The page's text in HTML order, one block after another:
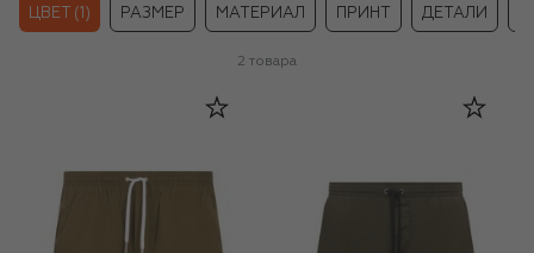
ЦВЕТ (1) РАЗМЕР МАТЕРИАЛ ПРИНТ ДЕТАЛИ
2 товара